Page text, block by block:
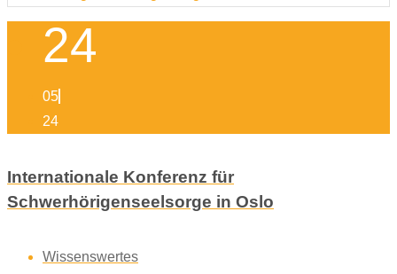
24
05
24
Internationale Konferenz für
Schwerhörigenseelsorge in Oslo
Wissenswertes